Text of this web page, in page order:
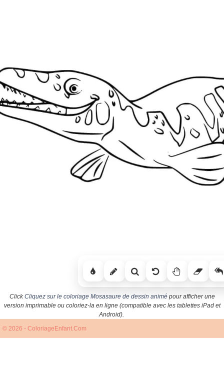
ClickCliquez sur le coloriage Mosasaure de dessin animépour afficher une
version imprimable ou coloriez-la en ligne (compatible avec les tablettes iPad et
Android).
© 2026 - ColoriageEnfant.Com